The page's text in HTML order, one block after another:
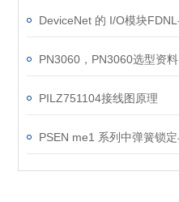
PN3060，PN3060选型资料
PILZ751104接线图原理